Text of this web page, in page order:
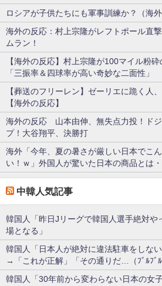
ロシアが子供たちにも軍事訓練か？（海外
海外の反応：村上宗隆がレフトポール直
ムラン！
【海外の反応】村上宗隆が100マイル粉
「三振率＆四球率が高い奇妙な二面性」
【葬送のフリーレン】ゼーリエに跪く人
【海外の反応】
海外の反応 山本由伸、無失点力投！ド
プ！大谷翔平、決勝打
海外「今年、夏の暑さが厳しい日本でこ
い！ｗ」外国人が驚いた日本の商品とは
中韓人気記事
韓国人「昨日Jリーグで韓国人選手絶対や
場となる」
韓国人「日本人が絶対に違法駐車をしな
→「これが正解」「その通りだ…（ﾌﾞﾙﾌﾞ
韓国人「30年前から変わらない日本の女